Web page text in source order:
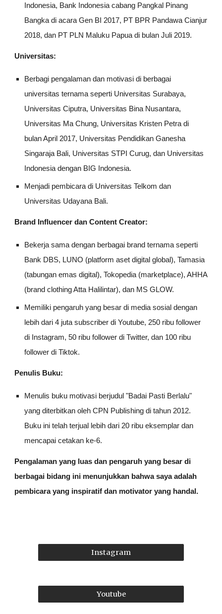
Indonesia, Bank Indonesia cabang Pangkal Pinang
Bangka di acara Gen BI 2017, PT BPR Pandawa Cianjur
2018, dan PT PLN Maluku Papua di bulan Juli 2019.
Universitas:
Berbagi pengalaman dan motivasi di berbagai
universitas ternama seperti Universitas Surabaya,
Universitas Ciputra, Universitas Bina Nusantara,
Universitas Ma Chung, Universitas Kristen Petra di
bulan April 2017, Universitas Pendidikan Ganesha
Singaraja Bali, Universitas STPI Curug, dan Universitas
Indonesia dengan BIG Indonesia.
Menjadi pembicara di Universitas Telkom dan
Universitas Udayana Bali.
Brand Influencer dan Content Creator:
Bekerja sama dengan berbagai brand ternama seperti
Bank DBS, LUNO (platform aset digital global), Tamasia
(tabungan emas digital), Tokopedia (marketplace), AHHA
(brand clothing Atta Halilintar), dan MS GLOW.
Memiliki pengaruh yang besar di media sosial dengan
lebih dari 4 juta subscriber di Youtube, 250 ribu follower
di Instagram, 50 ribu follower di Twitter, dan 100 ribu
follower di Tiktok.
Penulis Buku:
Menulis buku motivasi berjudul "Badai Pasti Berlalu"
yang diterbitkan oleh CPN Publishing di tahun 2012.
Buku ini telah terjual lebih dari 20 ribu eksemplar dan
mencapai cetakan ke-6.
Pengalaman yang luas dan pengaruh yang besar di
berbagai bidang ini menunjukkan bahwa saya adalah
pembicara yang inspiratif dan motivator yang handal.
Instagram
Youtube